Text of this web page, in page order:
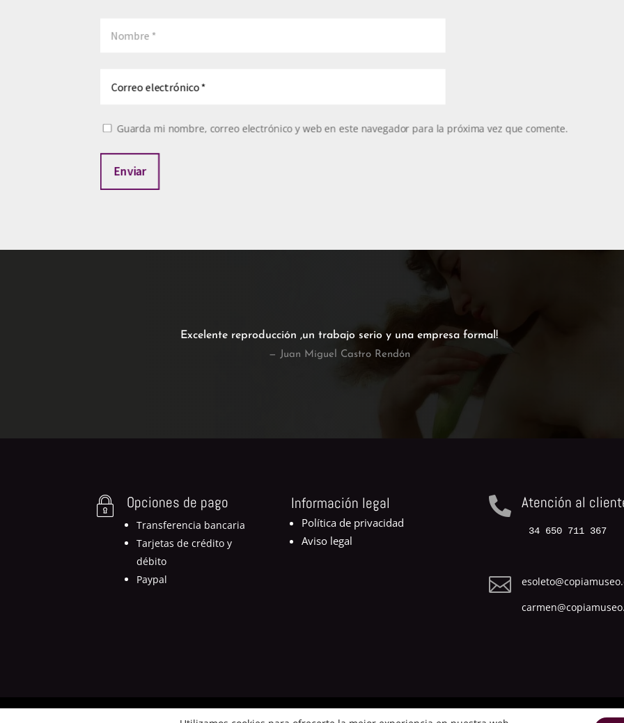
Guarda mi nombre, correo electrónico y web en este navegador para la próxima vez que comente.
Enviar
Excelente reproducción ,un trabajo serio y una empresa formal!
— Juan Miguel Castro Rendón
Opciones de pago
Transferencia bancaria
Tarjetas de crédito y
débito
Paypal
Información legal
Política de privacidad
Aviso legal
 Atención al
34 650 711 367
